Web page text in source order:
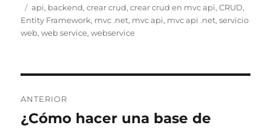
el
Etiquetas
api, backend,crear crud,crear crud en mvc api,CRUD,
Entity Framework, mvc .net, mvc api, mvc api .net,servicio
web,web service,webservice
de
ANTERIOR
Entrada
¿Cómo hacer una base de